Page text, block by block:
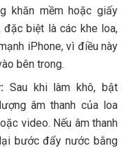
khăn mềm hoặc giấy
đặc biệt là các khe loa,
iPhone, vì điều này
bên trong.
Sau khi làm khô, bật
âm thanh của loa
video. Nếu âm thanh
bước đẩy nước bằng